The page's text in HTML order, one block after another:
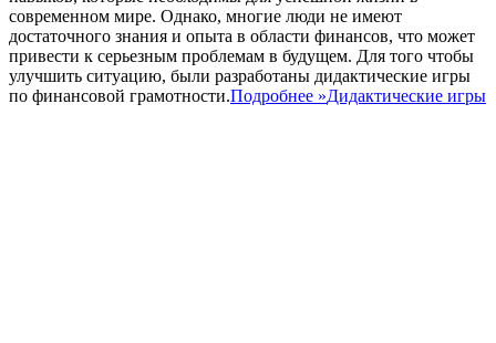
современном мире. Однако, многие люди не имеют
достаточного знания и опыта в области финансов, что может
привести к серьезным проблемам в будущем. Для того чтобы
улучшить ситуацию, были разработаны дидактические игры
по финансовой грамотности.Подробнее »Дидактические игры